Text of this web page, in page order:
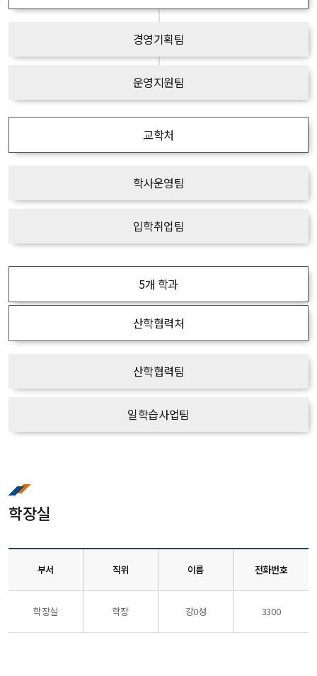
경영기획팀
운영지원팀
교학처
학사운영팀
입학취업팀
5개 학과
산학협력처
산학협력팀
일학습사업팀
학장실
부서 직위 이름 전화번호
학장실 학장 강0성 3300